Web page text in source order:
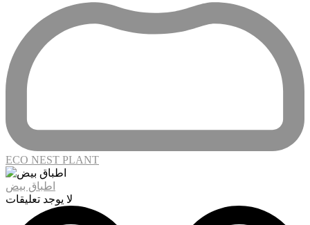
ECO NEST PLANT
اطباق بيض
لا يوجد تعليقات